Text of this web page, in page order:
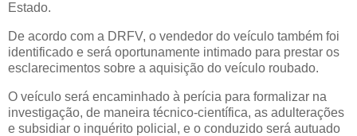
Estado.
De acordo com a DRFV, o vendedor do veículo também foi
identificado e será oportunamente intimado para prestar os
esclarecimentos sobre a aquisição do veículo roubado.
O veículo será encaminhado à perícia para formalizar na
investigação, de maneira técnico-científica, as adulterações
e subsidiar o inquérito policial, e o conduzido será autuado